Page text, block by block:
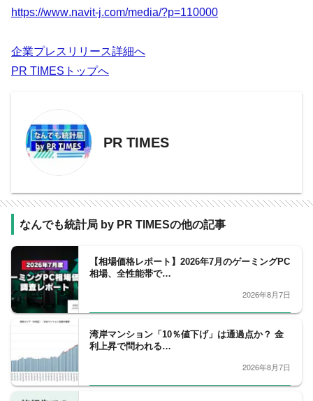
https://www.navit-j.com/media/?p=110000
企業プレスリリース詳細へ
PR TIMESトップへ
PR TIMES
なんでも統計局 by PR TIMESの他の記事
【相場価格レポート】2026年7月のゲーミングPC
相場、全性能帯で…
2026年8月7日
湾岸マンション「10％値下げ」は通過点か？ 金
利上昇で問われる…
2026年8月7日